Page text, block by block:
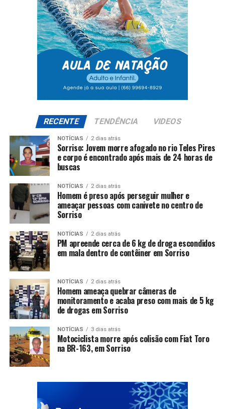
RECENTE TENDÊNCIA VIDEOS
NOTÍCIAS 2 dias atrás
Sorriso: Jovem morre afogado no rio Teles Pires
e corpo é encontrado após mais de 24 horas de
buscas
NOTÍCIAS 2 dias atrás
Homem é preso após perseguir mulher e
ameaçar pessoas com canivete no centro de
Sorriso
NOTÍCIAS 2 dias atrás
PM apreende cerca de 6 kg de droga escondidos
em mala dentro de contêiner em Sorriso
NOTÍCIAS 2 dias atrás
Homem ameaça quebrar câmeras de
monitoramento e acaba preso com mais de 5 kg
de drogas em Sorriso
NOTÍCIAS 3 dias atrás
Motociclista morre após colisão com Fiat Toro
na BR-163, em Sorriso